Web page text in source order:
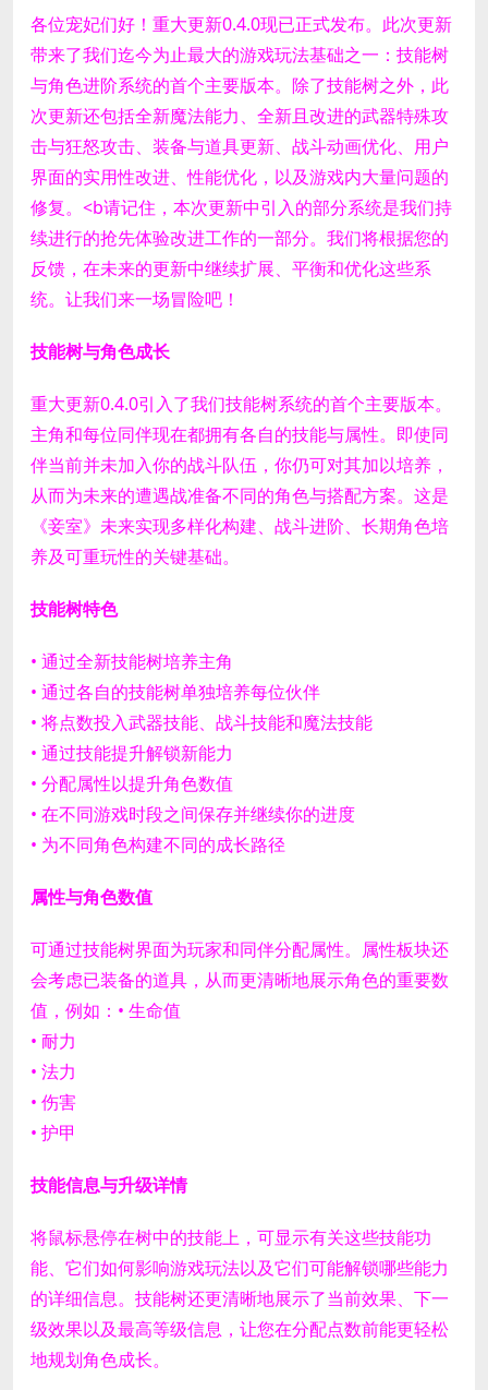
各位宠妃们好！ 重大更新0.4.0现已正式发布。此次更新
带来了我们迄今为止最大的游戏玩法基础之一：技能树
与角色进阶系统的首个主要版本。 除了技能树之外，此
次更新还包括全新魔法能力、全新且改进的武器特殊攻
击与狂怒攻击、装备与道具更新、战斗动画优化、用户
界面的实用性改进、性能优化，以及游戏内大量问题的
修复。 <b请记住，本次更新中引入的部分系统是我们持
续进行的抢先体验改进工作的一部分。我们将根据您的
反馈，在未来的更新中继续扩展、平衡和优化这些系
统。 让我们来一场冒险吧！
技能树与角色成长
重大更新0.4.0引入了我们技能树系统的首个主要版本。
主角和每位同伴现在都拥有各自的技能与属性。即使同
伴当前并未加入你的战斗队伍，你仍可对其加以培养，
从而为未来的遭遇战准备不同的角色与搭配方案。 这是
《妾室》未来实现多样化构建、战斗进阶、长期角色培
养及可重玩性的关键基础。
技能树特色
• 通过全新技能树培养主角
• 通过各自的技能树单独培养每位伙伴
• 将点数投入武器技能、战斗技能和魔法技能
• 通过技能提升解锁新能力
• 分配属性以提升角色数值
• 在不同游戏时段之间保存并继续你的进度
• 为不同角色构建不同的成长路径
属性与角色数值
可通过技能树界面为玩家和同伴分配属性。 属性板块还
会考虑已装备的道具，从而更清晰地展示角色的重要数
值，例如： • 生命值
• 耐力
• 法力
• 伤害
• 护甲
技能信息与升级详情
将鼠标悬停在树中的技能上，可显示有关这些技能功
能、它们如何影响游戏玩法以及它们可能解锁哪些能力
的详细信息。 技能树还更清晰地展示了当前效果、下一
级效果以及最高等级信息，让您在分配点数前能更轻松
地规划角色成长。